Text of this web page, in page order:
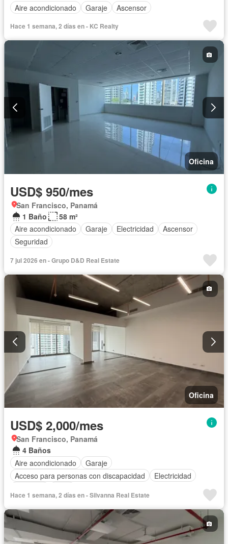
Aire acondicionado
Garaje Ascensor
Hace 1 semana, 2 días en - KC Realty
Oficina
USD$ 950/mes
San Francisco, Panamá
1 Baño
58 m²
Aire acondicionado
Garaje Electricidad
Ascensor
Seguridad
7 jul 2026 en - Grupo D&D Real Estate
Oficina
USD$ 2,000/mes
San Francisco, Panamá
4 Baños
Aire acondicionado
Garaje
Acceso para personas con discapacidad
Electricidad
Hace 1 semana, 2 días en - Silvanna Real Estate